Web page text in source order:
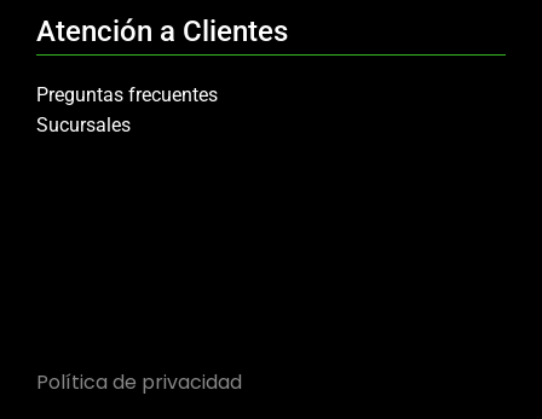
Atención a Clientes
Preguntas frecuentes
Sucursales
Política de privacidad